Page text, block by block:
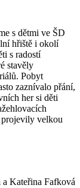
s dětmi ve ŠD
hřiště i okolí
s radostí
stavěly
Pobyt
zaznívalo přání,
her si děti
velkou
Kateřina Fafková